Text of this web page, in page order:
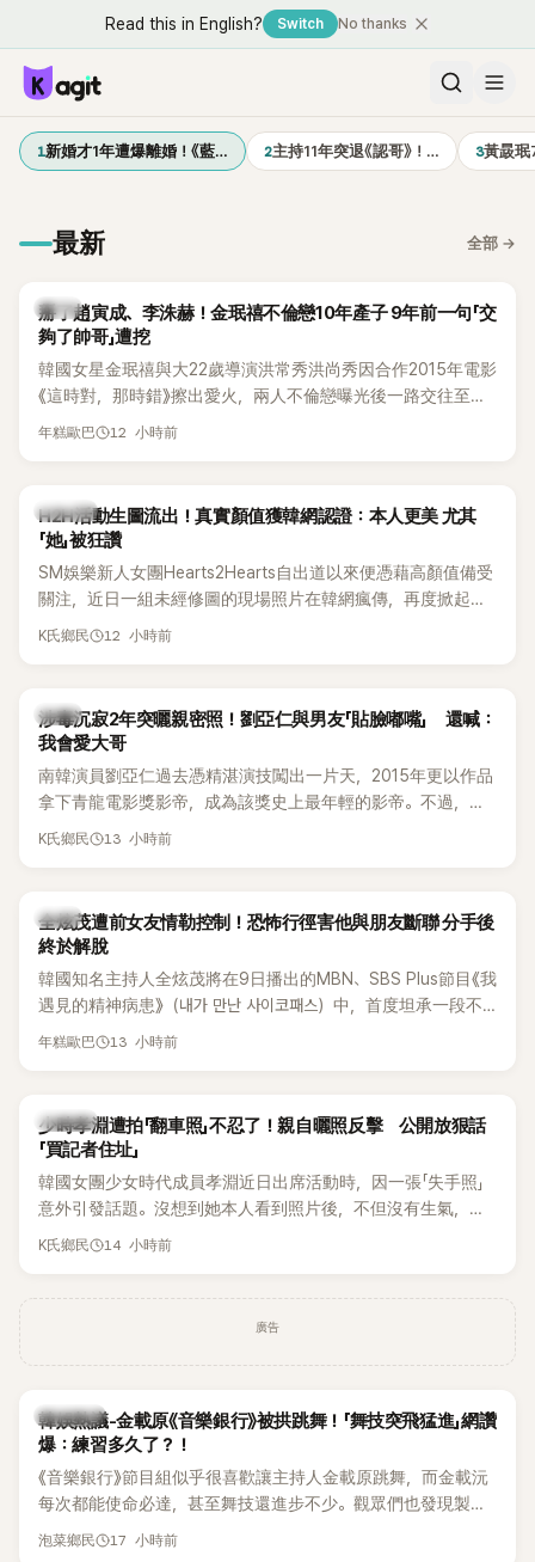
Read this in English? Switch No thanks
1新婚才1年遭爆離婚！《藍… 2主持11年突退《認哥》！… 3黃晸
最新 全部 →
韓星
掰了趙寅成、李洙赫！金珉禧不倫戀10年產子 9年前一句「交
夠了帥哥」遭挖
韓國女星金珉禧與大22歲導演洪常秀洪尚秀因合作2015年電影
《這時對，那時錯》擦出愛火，兩人不倫戀曝光後一路交往至
今，戀情已持續近10年，並於去年迎來兩人的兒子。金珉禧也
首度以演員身分復出。不過，新片尚未上映，她9年前電影中的
一句台詞卻突然被韓網翻出，意外再度掀起熱議。
年糕歐巴 12 小時前
K-POP
H2H活動生圖流出！真實顏值獲韓網認證：本人更美 尤其
「她」被狂讚
SM娛樂新人女團Hearts2Hearts自出道以來便憑藉高顏值備受
關注，近日一組未經修圖的現場照片在韓網瘋傳，再度掀起熱
烈討論，不少看過本人的網友更直呼：「真人比照片還漂亮！」
K氏鄉民 12 小時前
韓星
涉毒沉寂2年突曬親密照！劉亞仁與男友「貼臉嘟嘴」 還喊：
我會愛大哥
南韓演員劉亞仁過去憑精湛演技闖出一片天，2015年更以作品
拿下青龍電影獎影帝，成為該獎史上最年輕的影帝。不過，他
2023年爆出涉毒風波後，演藝事業受到重創，後續又牽扯與男
K氏鄉民 13 小時前
韓星
全炫茂遭前女友情勒控制！恐怖行徑害他與朋友斷聯 分手後
終於解脫
韓國知名主持人全炫茂將在9日播出的MBN、SBS Plus節目《我
遇見的精神病患》（내가 만난 사이코패스）中，首度坦承一段不
堪回首的戀愛經歷，自爆曾遭前女友過度控制，不僅走到哪都
年糕歐巴 13 小時前
K-POP
少時孝淵遭拍「翻車照」不忍了！親自曬照反擊 公開放狠話
「買記者住址」
韓國女團少女時代成員孝淵近日出席活動時，因一張「失手照」
意外引發話題。沒想到她本人看到照片後，不但沒有生氣，反
而親自把照片放上IG限時動態開玩笑，甚至幽默喊話要「買記者
K氏鄉民 14 小時前
廣告
熱議討論
韓娛熱議-金載原《音樂銀行》被拱跳舞！「舞技突飛猛進」網讚
爆：練習多久了？！
《音樂銀行》節目組似乎很喜歡讓主持人金載原跳舞，而金載沅
每次都能使命必達，甚至舞技還進步不少。觀眾們也發現製作
單位對此樂此不疲。
泡菜鄉民 17 小時前